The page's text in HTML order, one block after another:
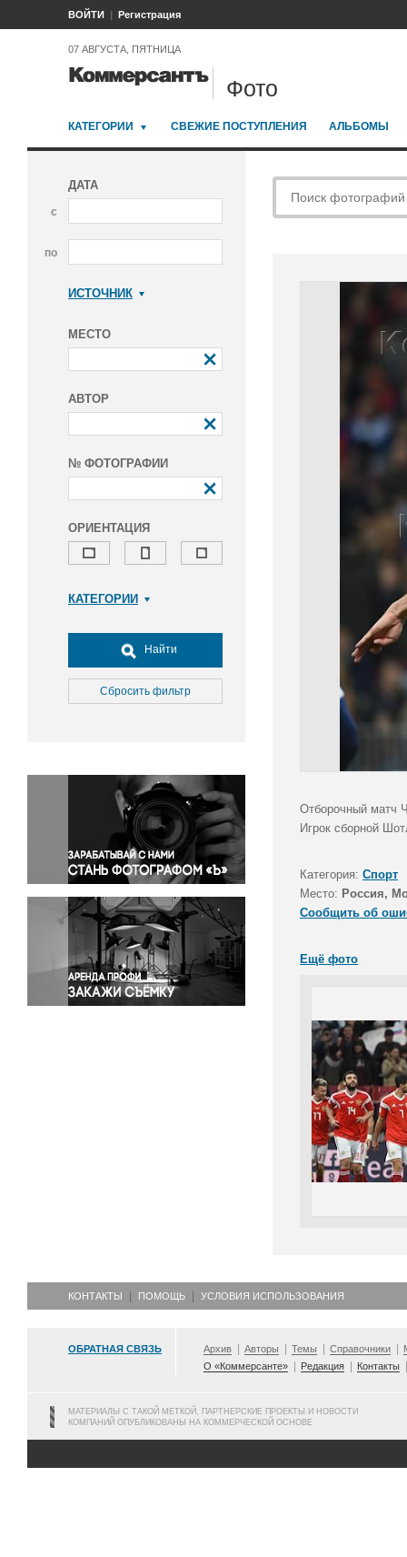
ВОЙТИ Регистрация
07 АВГУСТА, ПЯТНИЦА
Фото
КАТЕГОРИИ СВЕЖИЕ ПОСТУПЛЕНИЯ АЛЬБОМЫ
ДАТА
с
по
ИСТОЧНИК
МЕСТО
АВТОР
№ ФОТОГРАФИИ
ОРИЕНТАЦИЯ
КАТЕГОРИИ
Досуг, туризм и отдых
Культура
Медицина
Окружающая среда
Политика
Правосудие
Происшествия и конфликты
Религия
Светская жизнь
Спорт
Экология
Экономика и бизнес
Найти
Сбросить фильтр
Отборочный матч
Игрок сборной
Категория: Спорт
Место: Россия,
Сообщить об
Ещё фото
КОНТАКТЫ ПОМОЩЬ УСЛОВИЯ ИСПОЛЬЗОВАНИЯ
ОБРАТНАЯ СВЯЗЬ Архив Авторы Темы Справочники
О «Коммерсанте»
Редакция Контакты
МАТЕРИАЛЫ С ТАКОЙ МЕТКОЙ, ПАРТНЕРСКИЕ ПРОЕКТЫ И НОВОСТИ
КОМПАНИЙ ОПУБЛИКОВАНЫ НА КОММЕРЧЕСКОЙ ОСНОВЕ